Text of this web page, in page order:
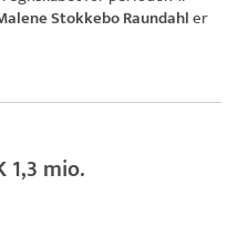
Stokkebo Raundahler
1,3 mio.